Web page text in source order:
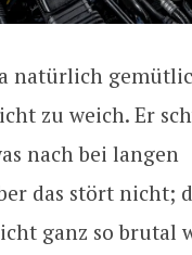
natürlich
zu weich. Er
nach bei langen
das stört nicht;
ganz so brutal